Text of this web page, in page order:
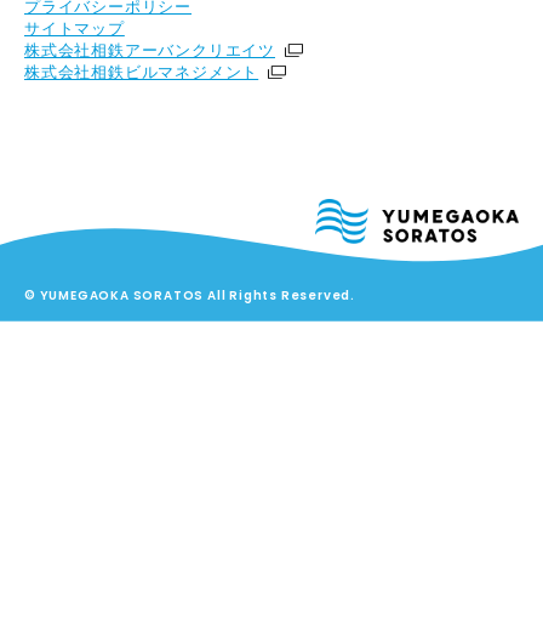
プライバシーポリシー
サイトマップ
株式会社相鉄アーバンクリエイツ
株式会社相鉄ビルマネジメント
© YUMEGAOKA SORATOS All Rights Reserved.